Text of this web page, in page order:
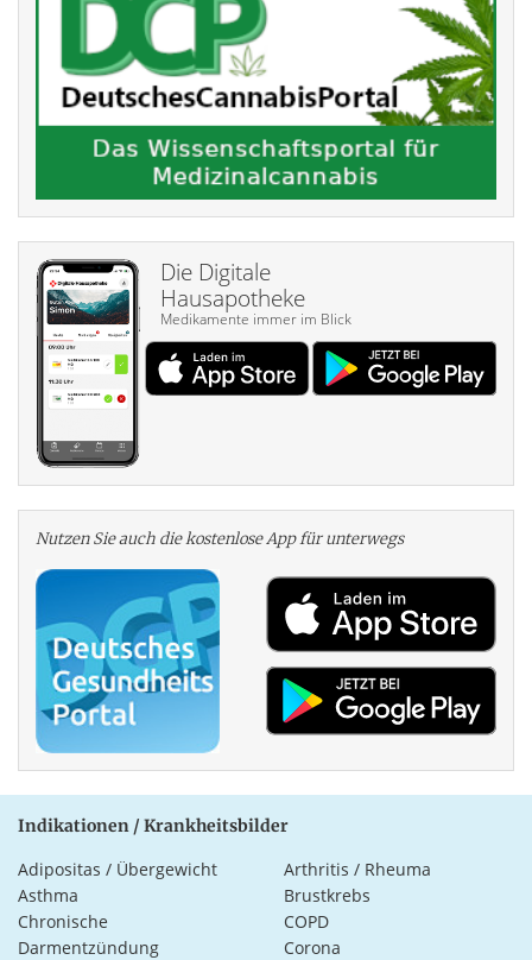
Die Digitale
Hausapotheke
Medikamente immer im Blick
Nutzen Sie auch die kosten­lose App für unterwegs
Indikationen / Krankheitsbilder
Adipositas / Übergewicht
Arthritis / Rheuma
Asthma
Brustkrebs
Chronische
Darmentzündung
COPD
Corona